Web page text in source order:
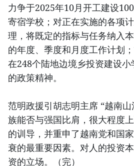
力争于2025年10月开工建设
寄宿学校；对正在实施的各项
理，将既定的指标与任务纳入
的年度、季度和月度工作计划
在248个陆地边境乡投资建设
的政策精神。
范明政援引胡志明主席 “越南
族能否与强国比肩，很大程度
的训导，并重申了越南党和国
衰的最重要因素。对人的投资
资的立场。（完）